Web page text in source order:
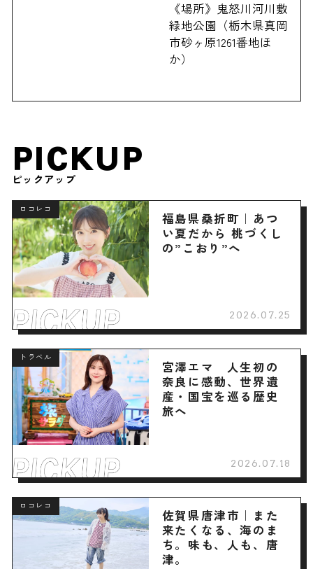
《場所》鬼怒川河川敷
緑地公園（栃木県真岡
市砂ヶ原1261番地ほ
か）
PICKUP
ピックアップ
ロコレコ
福島県桑折町｜あつ
い夏だから 桃づくし
の”こおり”へ
2026.07.25
トラベル
宮澤エマ 人生初の
奈良に感動、世界遺
産・国宝を巡る歴史
旅へ
2026.07.18
ロコレコ
佐賀県唐津市｜また
来たくなる、海のま
ち。味も、人も、唐
津。